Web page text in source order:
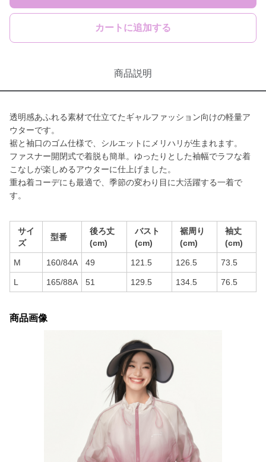
カートに追加する
商品説明
透明感あふれる素材で仕立てたギャルファッション向けの軽量ア
ウターです。
裾と袖口のゴム仕様で、シルエットにメリハリが生まれます。
ファスナー開閉式で着脱も簡単。ゆったりとした袖幅でラフな着
こなしが楽しめるアウターに仕上げました。
重ね着コーデにも最適で、季節の変わり目に大活躍する一着で
す。
サイ
ズ
型番
後ろ丈
(cm)
バスト
(cm)
裾周り
(cm)
袖丈
(cm)
M 160/84A 49 121.5 126.5 73.5
L 165/88A 51 129.5 134.5 76.5
商品画像